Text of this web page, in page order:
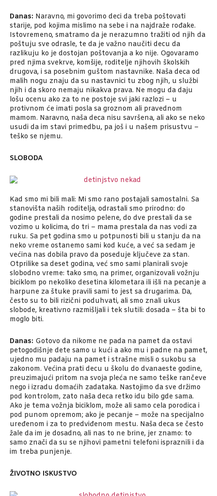
Danas: Naravno, mi govorimo deci da treba poštovati
starije, pod kojima mislimo na sebe i na najdraže rođake.
Istovremeno, smatramo da je nerazumno tražiti od njih da
poštuju sve odrasle, te da je važno naučiti decu da
razlikuju ko je dostojan poštovanja a ko nije. Ogovaramo
pred njima svekrve, komšije, roditelje njihovih školskih
drugova, i sa posebnim guštom nastavnike. Naša deca od
malih nogu znaju da su nastavnici tu zbog njih, u službi
njih i da skoro nemaju nikakva prava. Ne mogu da daju
lošu ocenu ako za to ne postoje svi jaki razlozi – u
protivnom će imati posla sa groznom ali pravednom
mamom. Naravno, naša deca nisu savršena, ali ako se neko
usudi da im stavi primedbu, pa još i u našem prisustvu –
teško se njemu.
SLOBODA
Kad smo mi bili mali: Mi smo rano postajali samostalni. Sa
stanovišta naših roditelja, odrastali smo prirodno: do
godine prestali da nosimo pelene, do dve prestali da se
vozimo u kolicima, do tri – mama prestala da nas vodi za
ruku. Sa pet godina smo u potpunosti bili u stanju da na
neko vreme ostanemo sami kod kuće, a već sa sedam je
većina nas dobila pravo da poseduje ključeve za stan.
Otprilike sa deset godina, već smo sami planirali svoje
slobodno vreme: tako smo, na primer, organizovali vožnju
biciklom po nekoliko desetina kilometara ili išli na pecanje a
harpune za štuke pravili sami to jest sa drugarima. Da,
često su to bili rizični poduhvati, ali smo znali ukus
slobode, kreativno razmišljali i tek slutili: dosada – šta bi to
moglo biti.
Danas: Gotovo da nikome ne pada na pamet da ostavi
petogodišnje dete samo u kući a ako mu i padne na pamet,
ujedno mu padaju na pamet i strašne misli o sukobu sa
zakonom. Većina prati decu u školu do dvanaeste godine,
preuzimajući pritom na svoja pleća ne samo teške rančeve
nego i izradu domaćih zadataka. Nastojimo da sve držimo
pod kontrolom, zato naša deca retko idu bilo gde sama.
Ako je tema vožnja biciklom, može ali samo cela porodica i
pod punom opremom; ako je pecanje – može na specijalno
uređenom i za to predviđenom mestu. Naša deca se često
žale da im je dosadno, ali nas to ne brine, jer znamo: to
samo znači da su se njihovi pametni telefoni ispraznili i da
im treba punjenje.
ŽIVOTNO ISKUSTVO